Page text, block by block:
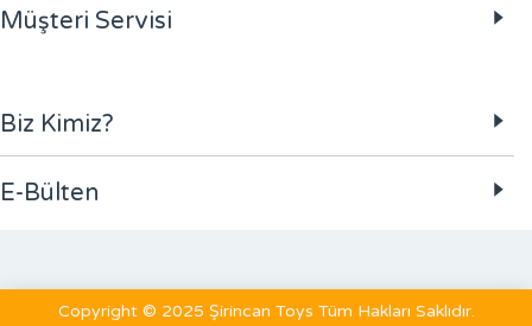
Müşteri Servisi
Biz Kimiz?
E-Bülten
Copyright © 2025 Şirincan Toys Tüm Hakları Saklıdır.